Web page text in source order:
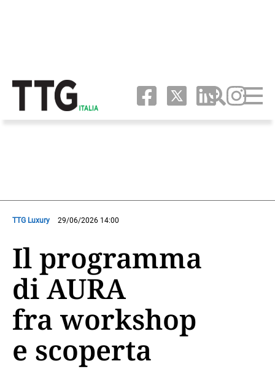
TTG Luxury 29/06/2026 14:00
Il programma
di AURA
fra workshop
e scoperta